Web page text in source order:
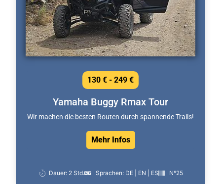
Yamaha Buggy Rmax Tour
Wir machen die besten Routen durch spannende Trails!
Mehr Infos
130 € - 249 €
Dauer: 2 Std. Sprachen: DE | EN | ES N°25